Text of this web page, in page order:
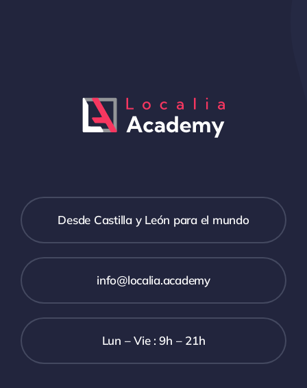
Desde Castilla y León para el mundo
info@localia.academy
Lun – Vie : 9h – 21h